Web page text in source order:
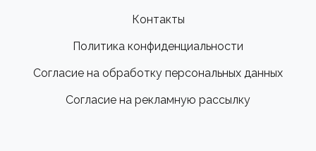
Контакты
Политика конфиденциальности
Согласие на обработку персональных данных
Согласие на рекламную рассылку